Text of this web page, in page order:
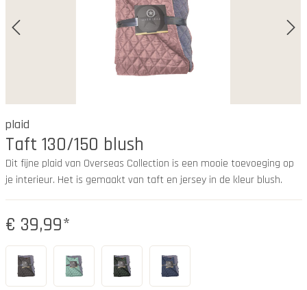
plaid
Taft 130/150 blush
Dit fijne plaid van Overseas Collection is een mooie toevoeging op
je interieur. Het is gemaakt van taft en jersey in de kleur blush.
€ 39,99*